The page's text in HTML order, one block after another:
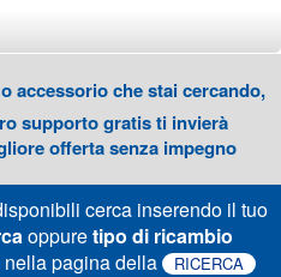
accessorio che stai cercando,
supporto gratis ti invierà
offerta senza impegno
cerca inserendo il tuo
oppuretipo di ricambio
nella pagina della RICERCA